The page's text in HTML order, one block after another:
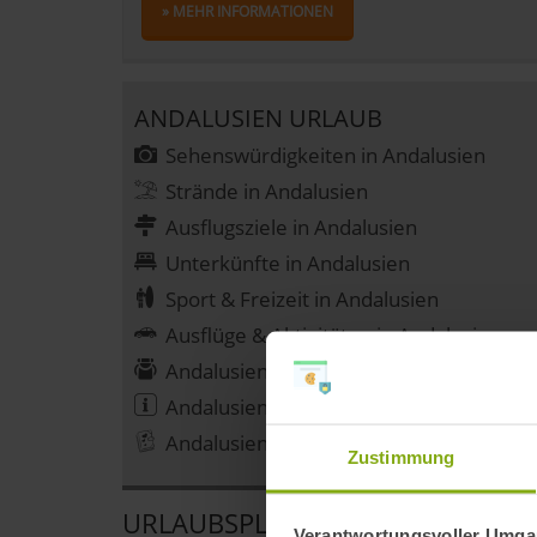
Zustimmung
» MEHR INFORMATIONEN
ANDALUSIEN URLAUB
Sehenswürdigkeiten in Andalusien
Strände in Andalusien
Ausflugsziele in Andalusien
Unterkünfte in Andalusien
Sport & Freizeit in Andalusien
Ausflüge & Aktivitäten in Andalusien
Andalusien Reiseangebote
Andalusien Reiseinformationen
Andalusien Reiseberichte
URLAUBSPLANER